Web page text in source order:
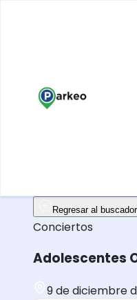
Regresar al buscador
Conciertos
Adolescentes
9 de diciembre